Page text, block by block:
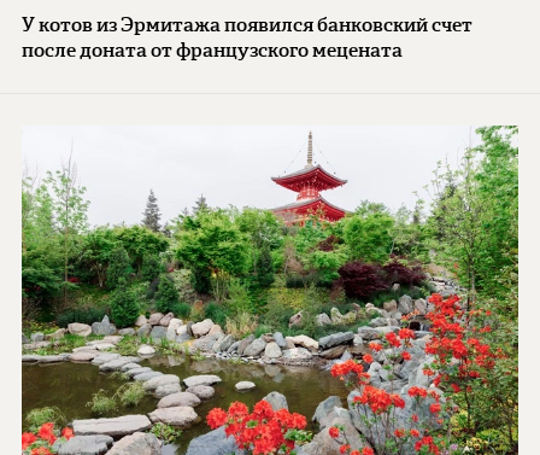
У котов из Эрмитажа появился банковский счет
после доната от французского мецената